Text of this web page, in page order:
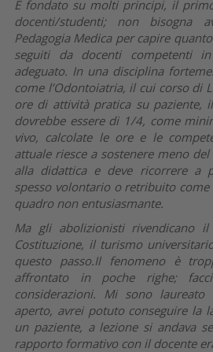
È fondato su molti principi, il
docenti/studenti; non bisogna
Pedagogia Medica per capire
seguiti da docenti competenti
adeguato. In una disciplina
come l’Odontoiatria, il cui corso di
ore di attività pratica su paziente,
dovrebbe essere di 1/4, come
vivo, calcolate le ore e le
attuale riesce a sostenere meno
alla didattica e deve ricorrere a
spesso volontario o retribuito
quadro non entusiasmante.
Ma gli abolizionisti rivendicano
Costituzione, il turismo
questo passo.Il fenomeno è
affrontato in poche righe;
considerazioni. Mi sono
aperto, avrei potuto conseguire la
un paziente, a lezione si andava
rapporto formativo con il docente